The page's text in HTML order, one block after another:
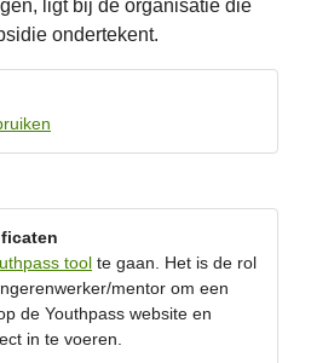
ligt bij de organisatie die
ondertekent.
tool te gaan. Het is de rol
mentor om een
de Youthpass website en
in te voeren.